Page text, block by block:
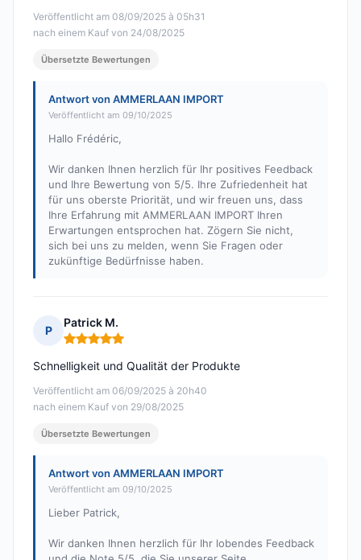
Veröffentlicht am 08/09/2025 à 05h31
nach einem Kauf von 24/08/2025
Übersetzte Bewertungen
Antwort von AMMERLAAN IMPORT
Veröffentlicht am 09/10/2025
Hallo Frédéric,
Wir danken Ihnen herzlich für Ihr positives Feedback
und Ihre Bewertung von 5/5. Ihre Zufriedenheit hat
für uns oberste Priorität, und wir freuen uns, dass
Ihre Erfahrung mit AMMERLAAN IMPORT Ihren
Erwartungen entsprochen hat. Zögern Sie nicht,
sich bei uns zu melden, wenn Sie Fragen oder
zukünftige Bedürfnisse haben.
P
Patrick M.
Hinweis: 5 von 5
Veröffentlicht am 06/09/2025 à 20h40
nach einem Kauf von 29/08/2025
Schnelligkeit und Qualität der Produkte
Übersetzte Bewertungen
Antwort von AMMERLAAN IMPORT
Veröffentlicht am 09/10/2025
Lieber Patrick,
Wir danken Ihnen herzlich für Ihr lobendes Feedback